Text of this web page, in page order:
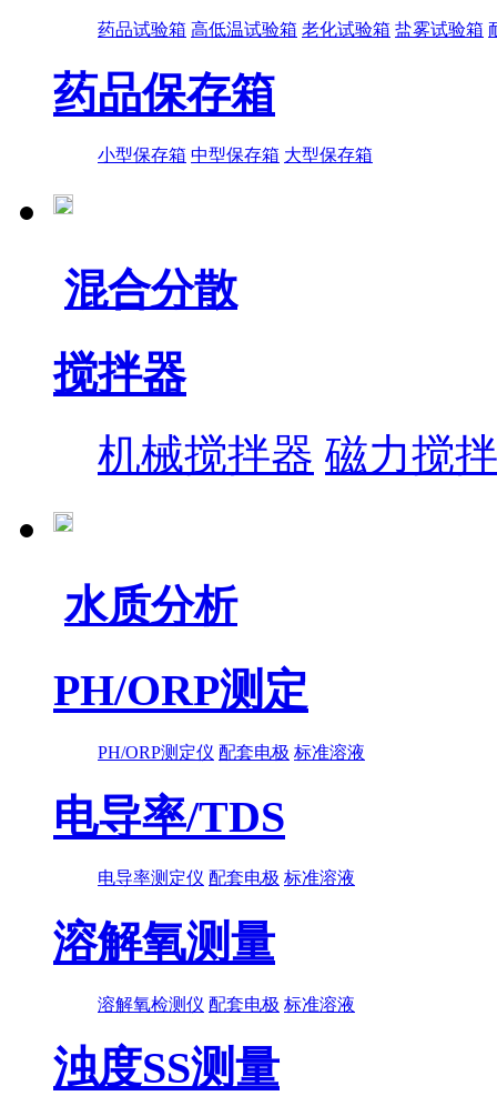
药品试验箱 高低温试验箱 老化试验箱 盐雾试验箱
药品保存箱
小型保存箱 中型保存箱 大型保存箱
混合分散
搅拌器
机械搅拌器 磁力搅
水质分析
PH/ORP测定
PH/ORP测定仪 配套电极 标准溶液
电导率/TDS
电导率测定仪 配套电极 标准溶液
溶解氧测量
溶解氧检测仪 配套电极 标准溶液
浊度SS测量